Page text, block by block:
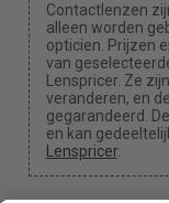
Contactlenzen
alleen worden
opticien. Prijzen
van
Lenspricer. Ze
veranderen, en
gegarandeerd.
en kan
Lenspricer.